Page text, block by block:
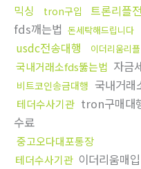
믹싱
tron구입 트론리플
fds깨는법 돈세탁해드립니다
usdc전송대행 이더리움리플
국내거래소fds뚫는법 자금
비트코인송금대행 국내거
테더수사기관 tron구매대
수료
중고오다대포통장
테더수사기관 이더리움매입